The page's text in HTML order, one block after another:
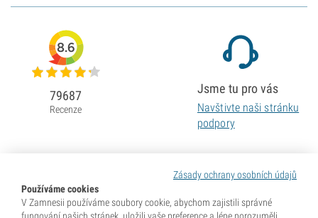
Zásady ochrany osobních údajů
Používáme cookies
V Zamnesii používáme soubory cookie, abychom zajistili správné
8.6
79687
Recenze
Jsme tu pro vás
Navštivte naši stránku
podpory